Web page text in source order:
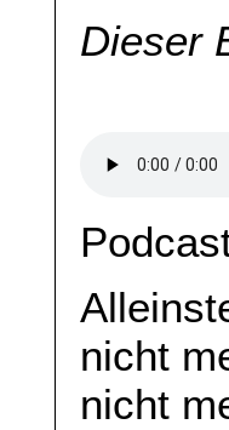
Dieser
nicht
nicht